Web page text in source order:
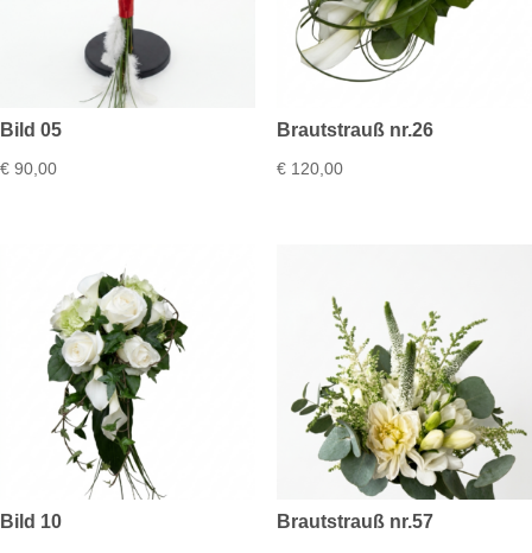
Bild 05
€ 90,00
Brautstrauß nr.26
€120,00
Bild 10 Brautstrauß nr.57